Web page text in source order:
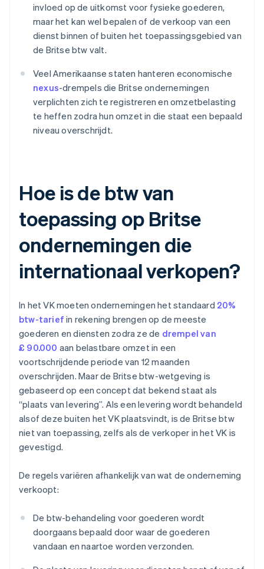
invloed op de uitkomst voor fysieke goederen,
maar het kan wel bepalen of de verkoop van een
dienst binnen of buiten het toepassingsgebied van
de Britse btw valt.
Veel Amerikaanse staten hanteren economische
nexus-drempels die Britse ondernemingen
verplichten zich te registreren en omzetbelasting
te heffen zodra hun omzet in die staat een bepaald
niveau overschrijdt.
Hoe is de btw van
toepassing op Britse
ondernemingen die
internationaal verkopen?
In het VK moeten ondernemingen het standaard 20%
btw-tarief in rekening brengen op de meeste
goederen en diensten zodra ze de drempel van
£ 90.000 aan belastbare omzet in een
voortschrijdende periode van 12 maanden
overschrijden. Maar de Britse btw-wetgeving is
gebaseerd op een concept dat bekend staat als
“plaats van levering”. Als een levering wordt behandeld
alsof deze buiten het VK plaatsvindt, is de Britse btw
niet van toepassing, zelfs als de verkoper in het VK is
gevestigd.
De regels variëren afhankelijk van wat de onderneming
verkoopt:
De btw-behandeling voor goederen wordt
doorgaans bepaald door waar de goederen
vandaan en naartoe worden verzonden.